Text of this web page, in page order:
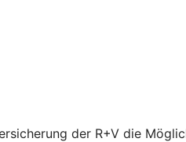
der R+V die